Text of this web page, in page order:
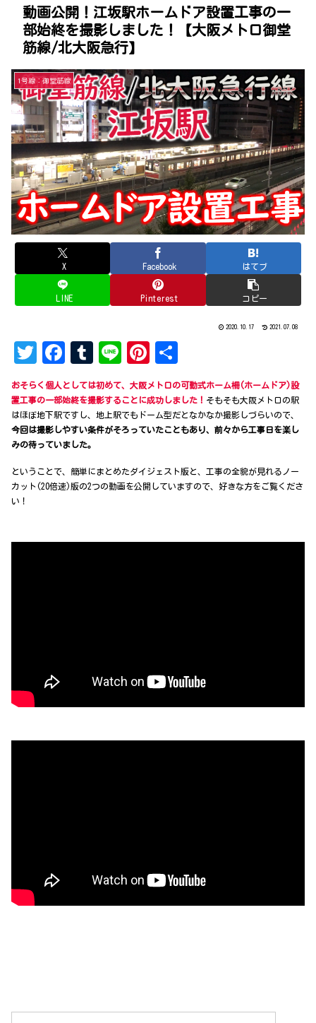
動画公開！江坂駅ホームドア設置工事の一
部始終を撮影しました！【大阪メトロ御堂
筋線/北大阪急行】
1号線：御堂筋線
X Facebook はてブ
LINE Pinterest コピー
2020.10.17 2021.07.08
T
w
it
te
r
Fa
ce
bo
ok
Tu
mb
lr
Li
ne
Pi
nt
er
es
有
おそらく個人としては初めて、大阪メトロの可動式ホーム柵(ホームドア)設
置工事の一部始終を撮影することに成功しました！ そもそも大阪メトロの駅
はほぼ地下駅ですし、地上駅でもドーム型だとなかなか撮影しづらいので、
今回は撮影しやすい条件がそろっていたこともあり、前々から工事日を楽し
みの待っていました。
ということで、簡単にまとめたダイジェスト版と、工事の全貌が見れるノー
カット(20倍速)版の2つの動画を公開していますので、好きな方をご覧くださ
い！